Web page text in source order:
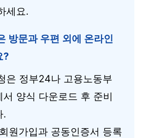
세요.
방문과 우편 외에 온라인
?
은 정부24나 고용노동부
서 양식 다운로드 후 준비
.
원가입과 공동인증서 등록